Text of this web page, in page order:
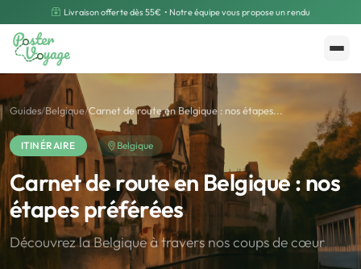
Livraison offerte dès 55€ • Notre équipe vous propose un rendu
Créer mon souvenir
Guides/Belgique/Carnet de route en Belgique : nos étapes...
ITINÉRAIRE Belgique
Carnet de route en Belgique : nos
étapes préférées
Découvrez la Belgique à travers nos coups de cœur